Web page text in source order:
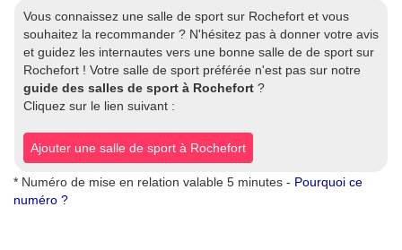
Vous connaissez une salle de sport sur Rochefort et vous
souhaitez la recommander ? N'hésitez pas à donner votre avis
et guidez les internautes vers une bonne salle de de sport sur
Rochefort ! Votre salle de sport préférée n'est pas sur notre
guide des salles de sport à Rochefort ?
Cliquez sur le lien suivant :
Ajouter une salle de sport à Rochefort
* Numéro de mise en relation valable 5 minutes - Pourquoi ce
numéro ?